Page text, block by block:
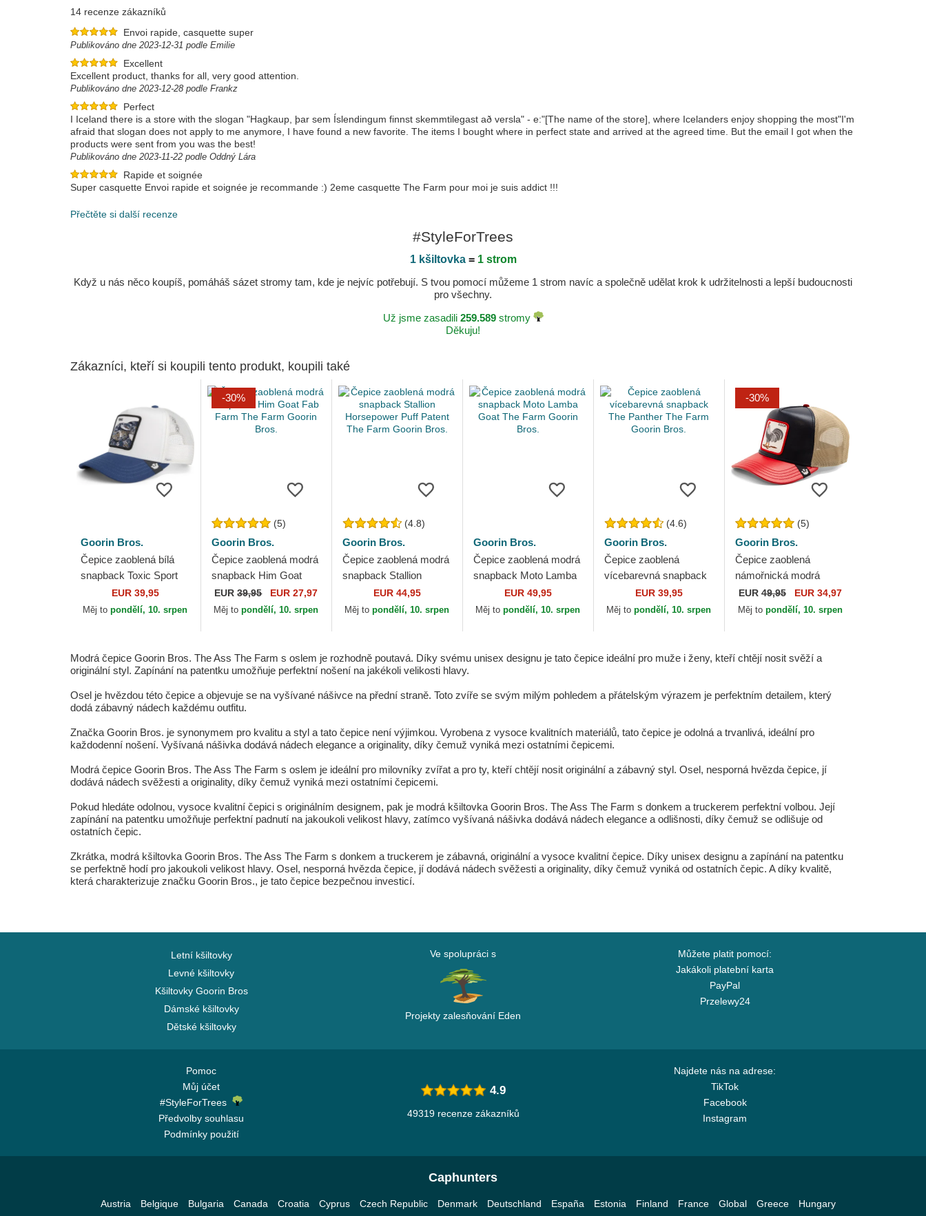
14 recenze zákazníků
Envoi rapide, casquette super
Publikováno dne 2023-12-31 podle Emilie
Excellent
Excellent product, thanks for all, very good attention.
Publikováno dne 2023-12-28 podle Frankz
Perfect
I Iceland there is a store with the slogan "Hagkaup, þar sem Íslendingum finnst skemmtilegast að versla" - e:"[The name of the store], where Icelanders enjoy shopping the most"I'm
afraid that slogan does not apply to me anymore, I have found a new favorite. The items I bought where in perfect state and arrived at the agreed time. But the email I got when the
products were sent from you was the best!
Publikováno dne 2023-11-22 podle Oddný Lára
Rapide et soignée
Super casquette Envoi rapide et soignée je recommande :) 2eme casquette The Farm pour moi je suis addict !!!
Přečtěte si další recenze
#StyleForTrees
1 kšiltovka= 1 strom
Když u nás něco koupíš, pomáháš sázet stromy tam, kde je nejvíc potřebují. S tvou pomocí můžeme 1 strom navíc a společně udělat krok k udržitelnosti a lepší budoucnosti
pro všechny.
Už jsme zasadili 259.589stromy
Děkuju!
Zákazníci, kteří si koupili tento produkt, koupili také
Goorin Bros.
Čepice zaoblená bílá
snapback Toxic Sport
The Farm Goorin Bros.
EUR 39,95
Měj topondělí, 10. srpen
-30%
(5)
Goorin Bros.
Čepice zaoblená modrá
snapback Him Goat
Fab Farm The Farm
Goorin Bros.
EUR39,95 EUR 27,97
Měj topondělí, 10. srpen
(4.8)
Goorin Bros.
Čepice zaoblená modrá
snapback Stallion
Horsepower Puff Patent
The Farm Goorin Bros.
EUR 44,95
Měj topondělí, 10. srpen
Goorin Bros.
Čepice zaoblená modrá
snapback Moto Lamba
Goat The Farm Goorin
Bros.
EUR 49,95
Měj topondělí, 10. srpen
(4.6)
Goorin Bros.
Čepice zaoblená
vícebarevná snapback
The Panther The Farm
Goorin Bros.
EUR 39,95
Měj topondělí, 10. srpen
-30%
(5)
Goorin Bros.
Čepice zaoblená
námořnická modrá
snapback Shleather
Cock The Farm Goorin
EUR 49,95 EUR 34,97
Měj to pondělí, 10. srpen
Modrá čepice Goorin Bros. The Ass The Farm s oslem je rozhodně poutavá. Díky svému unisex designu je tato čepice ideální pro muže i ženy, kteří chtějí nosit svěží a
originální styl. Zapínání na patentku umožňuje perfektní nošení na jakékoli velikosti hlavy.
Osel je hvězdou této čepice a objevuje se na vyšívané nášivce na přední straně. Toto zvíře se svým milým pohledem a přátelským výrazem je perfektním detailem, který
dodá zábavný nádech každému outfitu.
Značka Goorin Bros. je synonymem pro kvalitu a styl a tato čepice není výjimkou. Vyrobena z vysoce kvalitních materiálů, tato čepice je odolná a trvanlivá, ideální pro
každodenní nošení. Vyšívaná nášivka dodává nádech elegance a originality, díky čemuž vyniká mezi ostatními čepicemi.
Modrá čepice Goorin Bros. The Ass The Farm s oslem je ideální pro milovníky zvířat a pro ty, kteří chtějí nosit originální a zábavný styl. Osel, nesporná hvězda čepice, jí
dodává nádech svěžesti a originality, díky čemuž vyniká mezi ostatními čepicemi.
Pokud hledáte odolnou, vysoce kvalitní čepici s originálním designem, pak je modrá kšiltovka Goorin Bros. The Ass The Farm s donkem a truckerem perfektní volbou. Její
zapínání na patentku umožňuje perfektní padnutí na jakoukoli velikost hlavy, zatímco vyšívaná nášivka dodává nádech elegance a odlišnosti, díky čemuž se odlišuje od
ostatních čepic.
Zkrátka, modrá kšiltovka Goorin Bros. The Ass The Farm s donkem a truckerem je zábavná, originální a vysoce kvalitní čepice. Díky unisex designu a zapínání na patentku
se perfektně hodí pro jakoukoli velikost hlavy. Osel, nesporná hvězda čepice, jí dodává nádech svěžesti a originality, díky čemuž vyniká od ostatních čepic. A díky kvalitě,
která charakterizuje značku Goorin Bros., je tato čepice bezpečnou investicí.
Letní kšiltovky
Levné kšiltovky
Kšiltovky Goorin Bros
Dámské kšiltovky
Dětské kšiltovky
Ve spolupráci s
Projekty zalesňování Eden
Můžete platit pomocí:
Jakákoli platební karta
PayPal
Przelewy24
Pomoc
Můj účet
#StyleForTrees
Předvolby souhlasu
Podmínky použití
Najdete nás na adrese:
TikTok
Facebook
Instagram
4.9
49319 recenze zákazníků
Caphunters
Austria Belgique Bulgaria Canada Croatia Cyprus Czech Republic Denmark Deutschland España Estonia Finland France Global Greece
Hungary